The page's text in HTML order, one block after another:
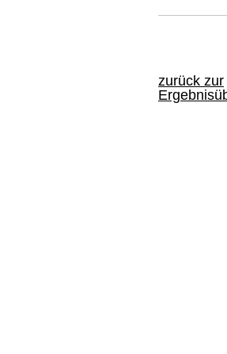
zurück zur